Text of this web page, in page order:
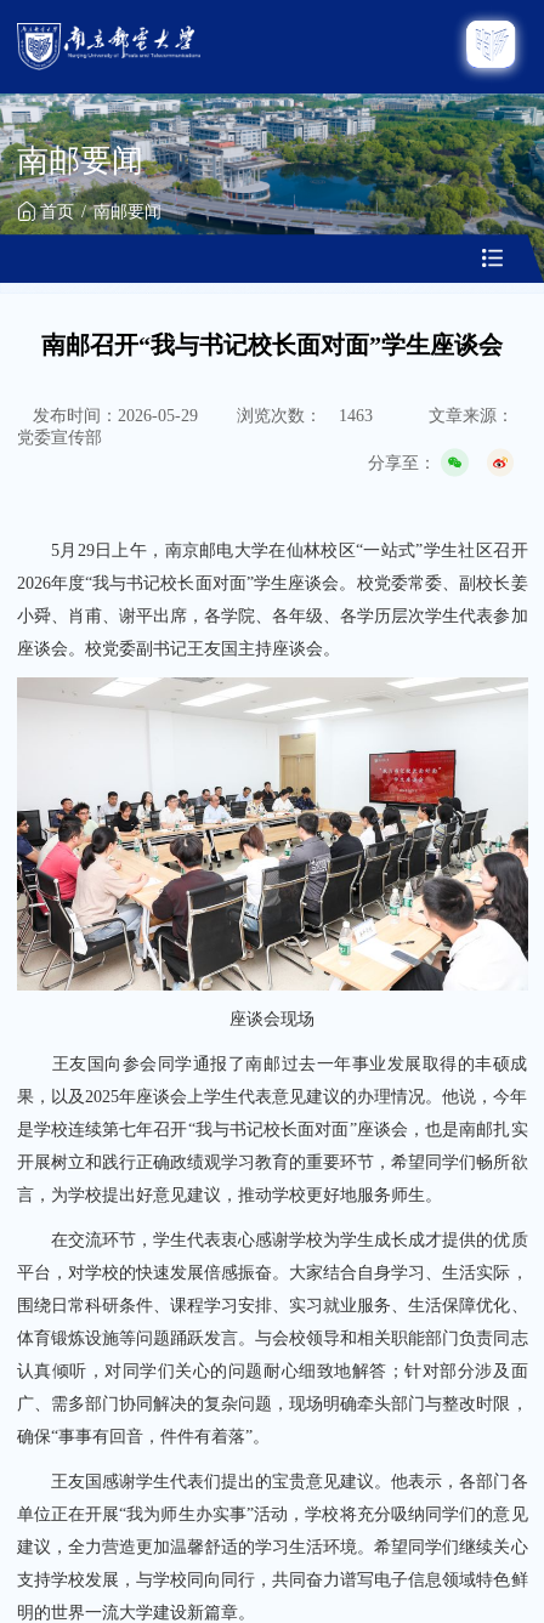
南邮要闻
首页 南邮要闻
南邮召开“我与书记校长面对面”学生座谈会
发布时间：2026-05-29 浏览次数： 1463
文章来源：
党委宣传部
分享至：
5月29日上午，南京邮电大学在仙林校区“一站式”学生社区召开
2026年度“我与书记校长面对面”学生座谈会。校党委常委、副校长姜
小舜、肖甫、谢平出席，各学院、各年级、各学历层次学生代表参加
座谈会。校党委副书记王友国主持座谈会。
座谈会现场
王友国向参会同学通报了南邮过去一年事业发展取得的丰硕成
果，以及2025年座谈会上学生代表意见建议的办理情况。他说，今年
是学校连续第七年召开“我与书记校长面对面”座谈会，也是南邮扎实
开展树立和践行正确政绩观学习教育的重要环节，希望同学们畅所欲
言，为学校提出好意见建议，推动学校更好地服务师生。
在交流环节，学生代表衷心感谢学校为学生成长成才提供的优质
平台，对学校的快速发展倍感振奋。大家结合自身学习、生活实际，
围绕日常科研条件、课程学习安排、实习就业服务、生活保障优化、
体育锻炼设施等问题踊跃发言。与会校领导和相关职能部门负责同志
认真倾听，对同学们关心的问题耐心细致地解答；针对部分涉及面
广、需多部门协同解决的复杂问题，现场明确牵头部门与整改时限，
确保“事事有回音，件件有着落”。
王友国感谢学生代表们提出的宝贵意见建议。他表示，各部门各
单位正在开展“我为师生办实事”活动，学校将充分吸纳同学们的意见
建议，全力营造更加温馨舒适的学习生活环境。希望同学们继续关心
支持学校发展，与学校同向同行，共同奋力谱写电子信息领域特色鲜
明的世界一流大学建设新篇章。